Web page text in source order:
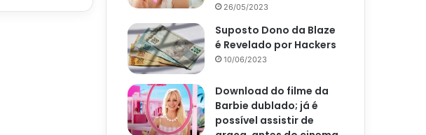
26/05/2023
Suposto Dono da Blaze
é Revelado por Hackers
10/06/2023
Download do filme da
Barbie dublado; já é
possível assistir de